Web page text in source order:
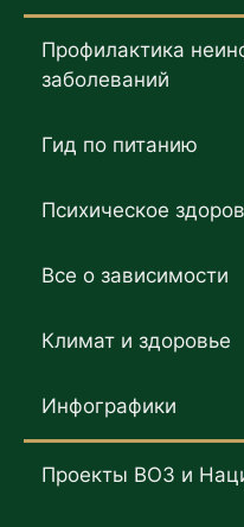
Профилактика
заболеваний
Гид по питанию
Психическое
Все о зависимости
Климат и здоровье
Инфографики
Проекты ВОЗ и